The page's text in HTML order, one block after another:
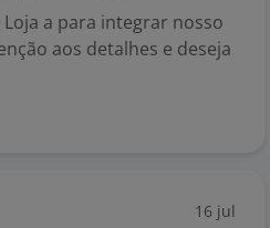
a para integrar nosso
aos detalhes e deseja
16 jul